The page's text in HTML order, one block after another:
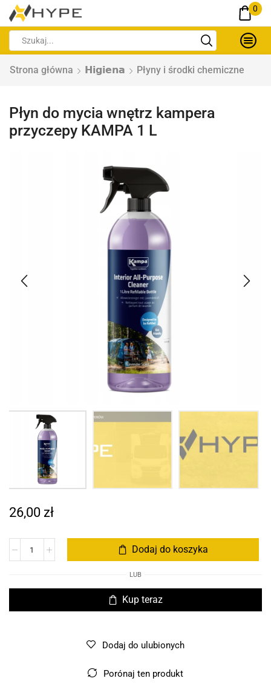
0
Strona główna 𝗛𝗶𝗴𝗶𝗲𝗻𝗮 Płyny i środki chemiczne
Płyn do mycia wnętrz kampera
przyczepy KAMPA 1 L
26,00 zł
Dodaj do koszyka
LUB
Kup teraz
Dodaj do ulubionych
Porónaj ten produkt